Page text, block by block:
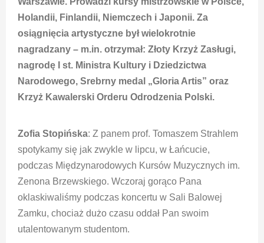
Holandii, Finlandii, Niemczech i Japonii. Za
osiągnięcia artystyczne był wielokrotnie
nagradzany – m.in. otrzymał: Złoty Krzyż Zasługi,
nagrodę I st. Ministra Kultury i Dziedzictwa
Narodowego, Srebrny medal „Gloria Artis” oraz
Krzyż Kawalerski Orderu Odrodzenia Polski.
Zofia Stopińska: Z panem prof. Tomaszem Strahlem
spotykamy się jak zwykle w lipcu, w Łańcucie,
podczas Międzynarodowych Kursów Muzycznych im.
Zenona Brzewskiego. Wczoraj gorąco Pana
oklaskiwaliśmy podczas koncertu w Sali Balowej
Zamku, chociaż dużo czasu oddał Pan swoim
utalentowanym studentom.